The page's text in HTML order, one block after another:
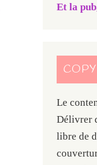
Et la
Le
Délivrer
libre de